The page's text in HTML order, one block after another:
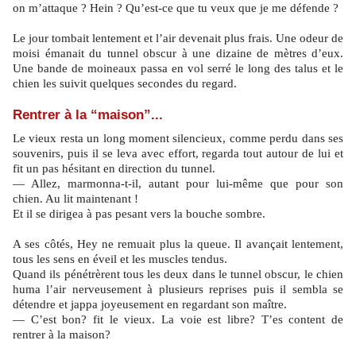
on m’attaque ? Hein ? Qu’est-ce que tu veux que je me défende ?
Le jour tombait lentement et l’air devenait plus frais. Une odeur de
moisi émanait du tunnel obscur à une dizaine de mètres d’eux.
Une bande de moineaux passa en vol serré le long des talus et le
chien les suivit quelques secondes du regard.
Rentrer à la “maison”...
Le vieux resta un long moment silencieux, comme perdu dans ses
souvenirs, puis il se leva avec effort, regarda tout autour de lui et
fit un pas hésitant en direction du tunnel.
— Allez, marmonna-t-il, autant pour lui-même que pour son
chien. Au lit maintenant !
Et il se dirigea à pas pesant vers la bouche sombre.
A ses côtés, Hey ne remuait plus la queue. Il avançait lentement,
tous les sens en éveil et les muscles tendus.
Quand ils pénétrèrent tous les deux dans le tunnel obscur, le chien
huma l’air nerveusement à plusieurs reprises puis il sembla se
détendre et jappa joyeusement en regardant son maître.
— C’est bon? fit le vieux. La voie est libre? T’es content de
rentrer à la maison?